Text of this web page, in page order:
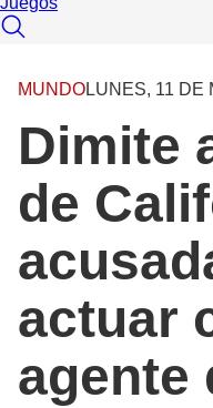
MUNDOLUNES, 11 DE
Dimite
de
actuar
agente